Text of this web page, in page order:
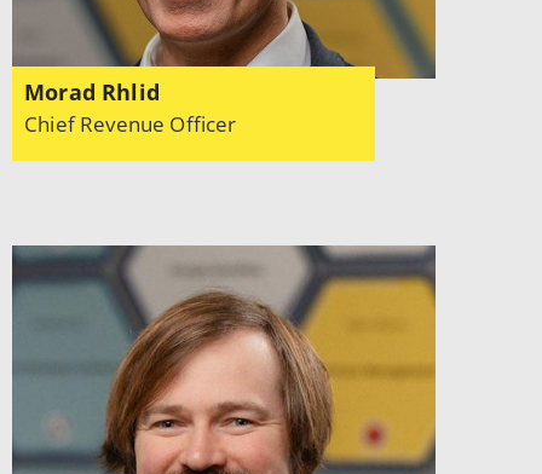
Morad Rhlid
Chief Revenue Officer